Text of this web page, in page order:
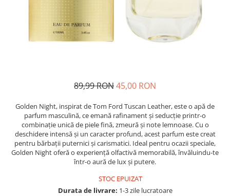
Intretinere Masina de Spalat Rufe
Servetele Captare Culori
Gratare
Incubatoare
Lampi solare
Hrana, Accesorii si Ingrijire Animale
89,99 RON45,00 RON
Golden Night, inspirat de Tom Ford Tuscan Leather, este o apă de
parfum masculină, ce emană rafinament și seducție printr-o
combinație unică de piele fină, zmeură și note lemnoase. Cu o
deschidere intensă și un caracter profund, acest parfum este creat
pentru bărbații puternici și carismatici. Ideal pentru ocazii speciale,
Golden Night oferă o experiență olfactivă memorabilă, învăluindu-te
într-o aură de lux și putere.
STOC EPUIZAT
Durata de livrare: 1-3 zile lucratoare